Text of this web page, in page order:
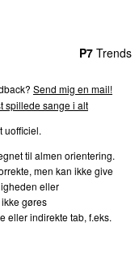
3
P7 Trends
Send mig en mail!
spillede sange i alt
uofficiel.
til almen orientering.
men kan ikke give
eller
gøres
eller indirekte tab, f.eks.